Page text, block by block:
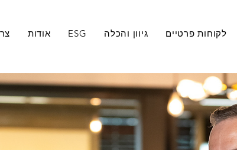
אודות ESG גיוון והכלה לקוחות פרטיים